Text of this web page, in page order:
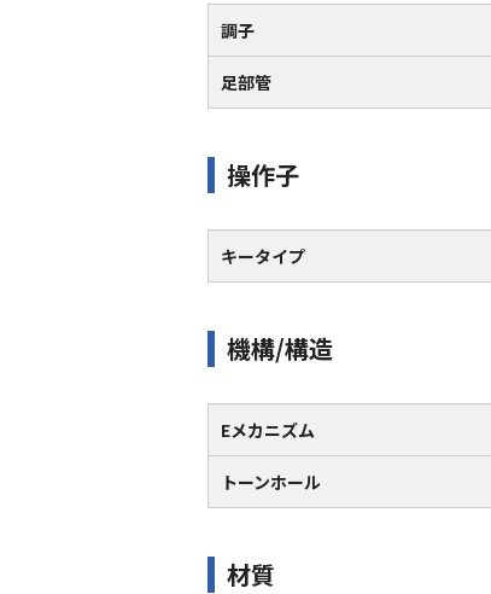
調子
足部管
操作子
キータイプ
機構/構造
Eメカニズム
トーンホール
材質